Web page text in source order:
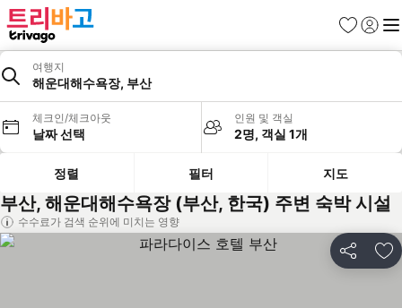
즐겨찾기
로그인
메
여행지
해운대해수욕장, 부산
체크인/체크아웃
날짜 선택
인원 및 객실
2명, 객실 1개
정렬 필터 지도
부산, 해운대해수욕장 (부산, 한국) 주변 숙박 시설
수수료가 검색 순위에 미치는 영향
공유 즐